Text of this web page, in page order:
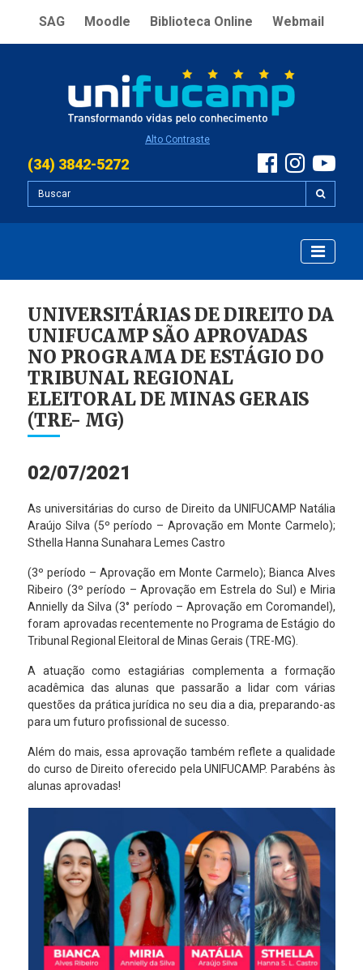
SAG Moodle Biblioteca Online Webmail
Alto Contraste
(34) 3842-5272
UNIVERSITÁRIAS DE DIREITO DA
UNIFUCAMP SÃO APROVADAS
NO PROGRAMA DE ESTÁGIO DO
TRIBUNAL REGIONAL
ELEITORAL DE MINAS GERAIS
(TRE- MG)
02/07/2021
As universitárias do curso de Direito da UNIFUCAMP Natália
Araújo Silva (5º período – Aprovação em Monte Carmelo);
Sthella Hanna Sunahara Lemes Castro
(3º período – Aprovação em Monte Carmelo); Bianca Alves
Ribeiro (3º período – Aprovação em Estrela do Sul) e Miria
Annielly da Silva (3° período – Aprovação em Coromandel),
foram aprovadas recentemente no Programa de Estágio do
Tribunal Regional Eleitoral de Minas Gerais (TRE-MG).
A atuação como estagiárias complementa a formação
acadêmica das alunas que passarão a lidar com várias
questões da prática jurídica no seu dia a dia, preparando-as
para um futuro profissional de sucesso.
Além do mais, essa aprovação também reflete a qualidade
do curso de Direito oferecido pela UNIFUCAMP. Parabéns às
alunas aprovadas!